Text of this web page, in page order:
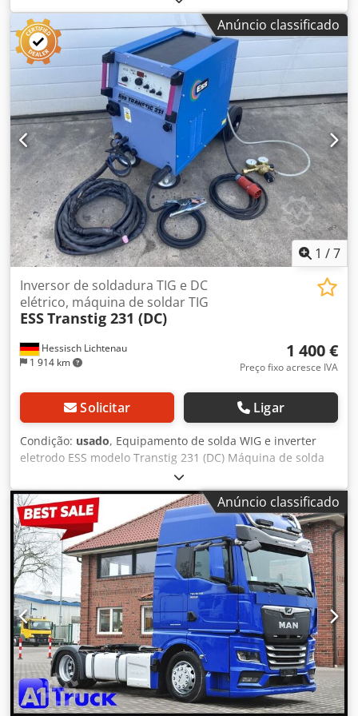
Anúncio classificado
1 /7
Hessisch Lichtenau
1 914 km
Inversor de soldadura TIG e DC
elétrico, máquina de soldar TIG
ESSTranstig 231 (DC)
1 400 €
Preço fixo acresce IVA
Solicitar Ligar
Condição: usado, Equipamento de solda WIG e inverter
eletrodo ESS modelo Transtig 231 (DC) Máquina de solda
WIG Nº de série Ano de fabricação: 2007 Capacidade WIG:
225 A = 40% ciclo de trabalho 180 A = 60% ciclo de trabalho
140 A = 100% ciclo de trabalho Capacidade eletrodo: 180 A
= 50% ciclo de trabalho Conexão elétrica: 400 V, 50 Hz, plug
16 A - Máquina de solda a corrente contínua Crsdpfxertvi
Rj Ap Aof - Ajuste contínuo de potência - Operação em 2 e
4 tempos - Ignição HF - Modo de solda por pulso - Modo de
eletrodo revestido - Resfriamento por água - Conjunto de
mangueira WIG de 8 metros com tocha manual - Redutor
de pressão para gás de proteção - Manual de instruções
Dimensões (C x L x A): 1000 x 450 x 710 mm Peso: 90 kg O
teste de solda apresentou resultados excelentes na
soldagem de aço inoxidável em corrente contínua. No
geral, o equipamento encontra-se em ótimo estado.
Anúncio classificado